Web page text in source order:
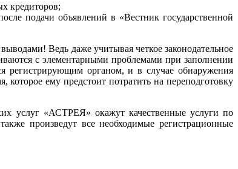
кредиторов;
подачи объявлений в «Вестник государственной
Ведь даже учитывая четкое законодательное
с элементарными проблемами при заполнении
регистрирующим органом, и в случае обнаружения
которое ему предстоит потратить на переподготовку
услуг «АСТРЕЯ» окажут качественные услуги по
произведут все необходимые регистрационные